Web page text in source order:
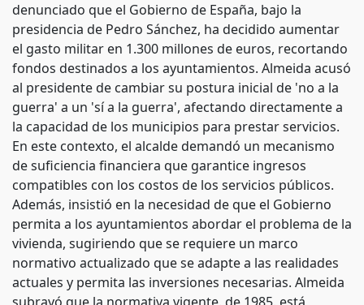
denunciado que el Gobierno de España, bajo la
presidencia de Pedro Sánchez, ha decidido aumentar
el gasto militar en 1.300 millones de euros, recortando
fondos destinados a los ayuntamientos. Almeida acusó
al presidente de cambiar su postura inicial de 'no a la
guerra' a un 'sí a la guerra', afectando directamente a
la capacidad de los municipios para prestar servicios.
En este contexto, el alcalde demandó un mecanismo
de suficiencia financiera que garantice ingresos
compatibles con los costos de los servicios públicos.
Además, insistió en la necesidad de que el Gobierno
permita a los ayuntamientos abordar el problema de la
vivienda, sugiriendo que se requiere un marco
normativo actualizado que se adapte a las realidades
actuales y permita las inversiones necesarias. Almeida